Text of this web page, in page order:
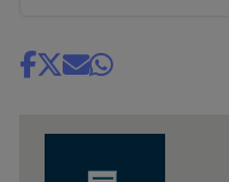
Share